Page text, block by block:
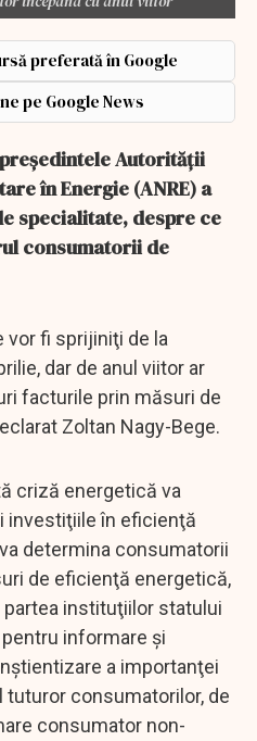
preferată în Google
pe Google News
Autorităţii
în Energie (ANRE) a
specialitate, despre ce
consumatorii de
vor fi sprijiniţi de la
dar de anul viitor ar
facturile prin măsuri de
Zoltan Nagy-Bege.
criză energetică va
investiţiile în eficienţă
determina consumatorii
de eficienţă energetică,
instituţiilor statului
informare şi
a importanţei
tuturor consumatorilor, de
consumator non-